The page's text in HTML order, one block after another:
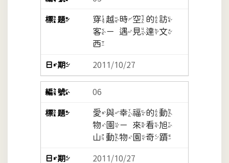
穿越時空的訪
客－遇見達文
西
2011/10/27
06
愛與幸福的動
物園－來看旭
山動物園奇蹟
2011/10/27